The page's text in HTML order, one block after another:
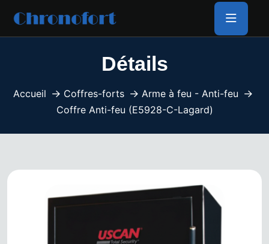
Détails
Accueil Coffres-forts
Arme à feu - Anti-feu
Coffre Anti-feu (E5928-C-Lagard)